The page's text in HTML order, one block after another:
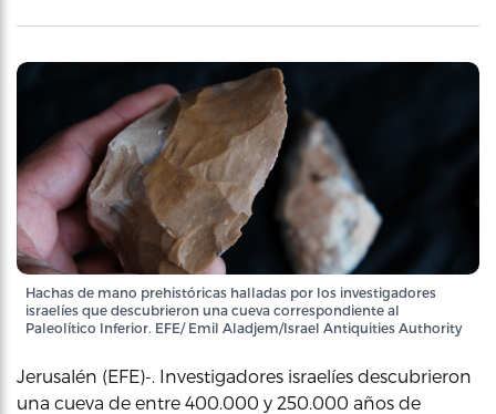
Hachas de mano prehistóricas halladas por los investigadores
israelíes que descubrieron una cueva correspondiente al
Paleolítico Inferior. EFE/ Emil Aladjem/Israel Antiquities Authority
Jerusalén (EFE)-. Investigadores israelíes descubrieron
una cueva de entre 400.000 y 250.000 años de